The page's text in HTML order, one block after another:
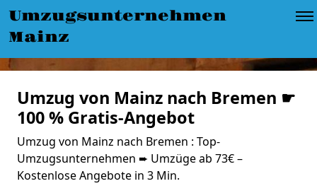
Umzugsunternehmen
Mainz
Umzug von Mainz nach Bremen ☛
100 % Gratis-Angebot
Umzug von Mainz nach Bremen : Top-
Umzugsunternehmen ➨ Umzüge ab 73€ –
Kostenlose Angebote in 3 Min.